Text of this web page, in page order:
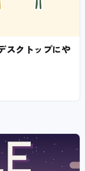
スクトップにや